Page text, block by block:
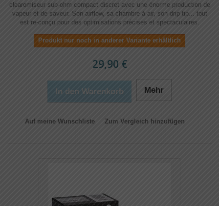
clearomiseur sub-ohm compact discret avec une énorme production de
vapeur et de saveur. Son airflow, sa chambre à air, son drip tip... tout
est re-conçu pour des optimisations précises et spectaculaires.
Produkt nur noch in anderer Variante erhältlich
29,90 €
In den Warenkorb Mehr
Auf meine Wunschliste Zum Vergleich hinzufügen